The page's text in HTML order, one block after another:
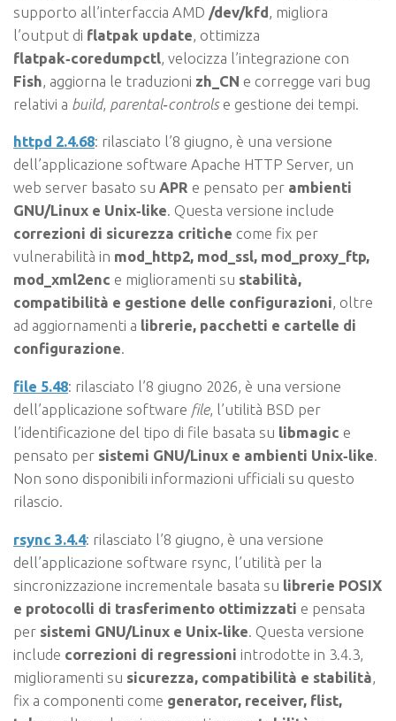
supporto all’interfaccia AMD /dev/kfd , migliora
l’output di flatpak update , ottimizza
flatpak‑coredumpctl , velocizza l’integrazione con
Fish , aggiorna le traduzioni zh_CN e corregge vari bug
relativi a build, parental‑controlse gestione dei tempi.
httpd 2.4.68: rilasciato l’8 giugno, è una versione
dell’applicazione software Apache HTTP Server, un
web server basato su APR e pensato per ambienti
GNU/Linux e Unix‑like. Questa versione include
correzioni di sicurezza critiche come fix per
vulnerabilità in mod_http2, mod_ssl, mod_proxy_ftp,
mod_xml2enc e miglioramenti su stabilità,
compatibilità e gestione delle configurazioni, oltre
ad aggiornamenti a librerie, pacchetti e cartelle di
configurazione.
file 5.48: rilasciato l’8 giugno 2026, è una versione
dell’applicazione software file, l’utilità BSD per
l’identificazione del tipo di file basata su libmagic e
pensato per sistemi GNU/Linux e ambienti Unix‑like.
Non sono disponibili informazioni ufficiali su questo
rilascio.
rsync 3.4.4: rilasciato l’8 giugno, è una versione
dell’applicazione software rsync, l’utilità per la
sincronizzazione incrementale basata su librerie POSIX
e protocolli di trasferimento ottimizzati e pensata
per sistemi GNU/Linux e Unix‑like. Questa versione
include correzioni di regressioni introdotte in 3.4.3,
miglioramenti su sicurezza, compatibilità e stabilità,
fix a componenti come generator, receiver, flist,